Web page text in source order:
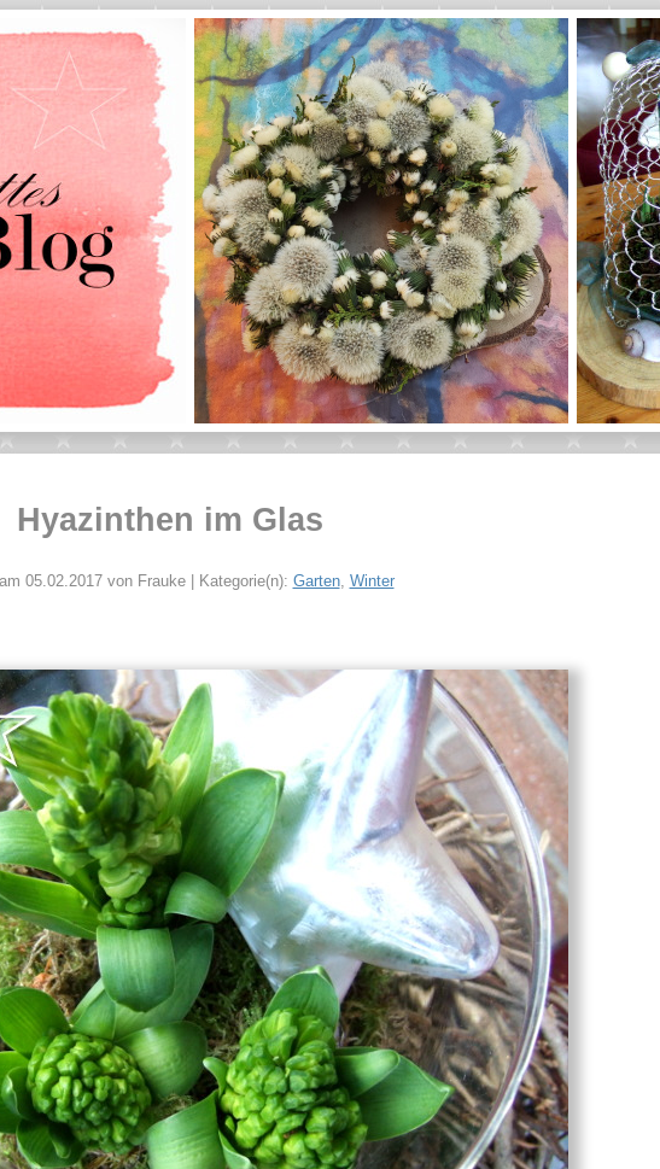
Hyazinthen im Glas
05.02.2017 von Frauke | Kategorie(n): Garten, Winter